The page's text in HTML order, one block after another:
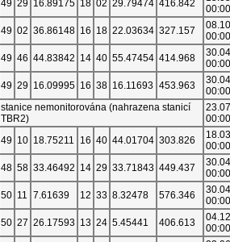
49 29 16.89175 18 02 29.79474 416.842
00:00
49 02 36.86148 16 18 22.03634 327.157
00:00
49 46 44.83842 14 40 55.47454 414.968
00:00
49 29 16.09995 16 38 16.11693 453.963
00:00
stanice nemonitorována (nahrazena stanicí
TBR2)
00:00
49 10 18.75211 16 40 44.01704 303.826
00:00
48 58 33.46492 14 29 33.71843 449.437
00:00
50 11 7.61639 12 33 8.32478 576.346
00:00
50 27 26.17593 13 24 5.45441 406.613
00:00